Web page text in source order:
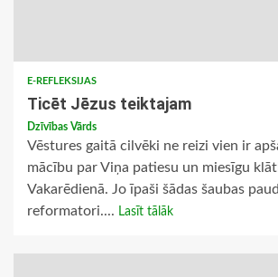
E-REFLEKSIJAS
Ticēt Jēzus teiktajam
Dzīvības Vārds
Vēstures gaitā cilvēki ne reizi vien ir
mācību par Viņa patiesu un miesīgu
Vakarēdienā. Jo īpaši šādas šaubas
reformatori.... Lasīt tālāk